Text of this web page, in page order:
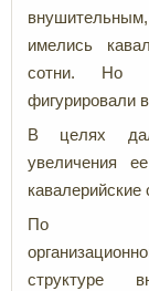
внушительным,
имелись
сотни. Но
фигурировали
В целях
увеличения
По
структуре